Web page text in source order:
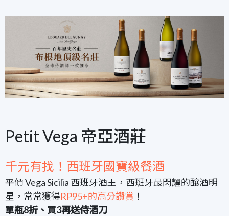
Petit Vega 帝亞酒莊
千元有找！西班牙國寶級餐酒
平價 Vega Sicilia 西班牙酒王，西班牙最閃耀的釀酒明
星，常常獲得RP95+的高分讚賞 ！
單瓶8折、買3再送侍酒刀